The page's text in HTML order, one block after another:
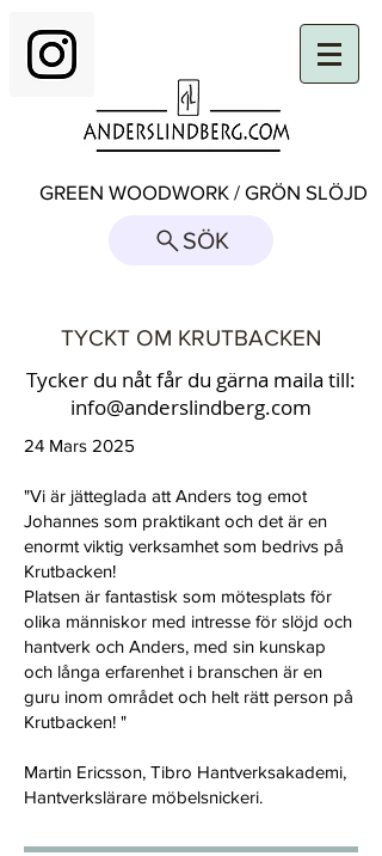
GREEN WOODWORK / GRÖN SLÖJD
SÖK
TYCKT OM KRUTBACKEN
Tycker du nåt får du gärna maila till:
info@anderslindberg.com
24 Mars 2025
"Vi är jätteglada att Anders tog emot
Johannes som praktikant och det är en
enormt viktig verksamhet som bedrivs på
Krutbacken!
Platsen är fantastisk som mötesplats för
olika människor med intresse för slöjd och
hantverk och Anders, med sin kunskap
och långa erfarenhet i branschen är en
guru inom området och helt rätt person på
Krutbacken! "
Martin Ericsson, Tibro Hantverksakademi,
Hantverkslärare möbelsnickeri.